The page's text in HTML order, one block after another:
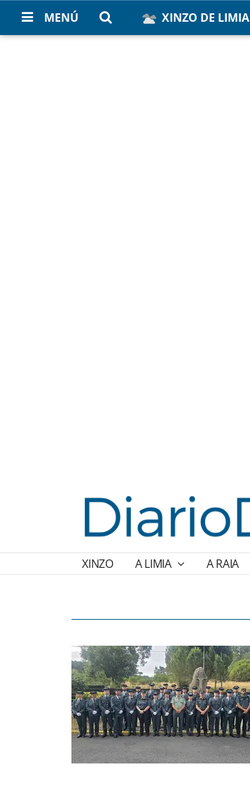
MENÚ XINZO DE LIMIA
XINZO A LIMIA A RAIA